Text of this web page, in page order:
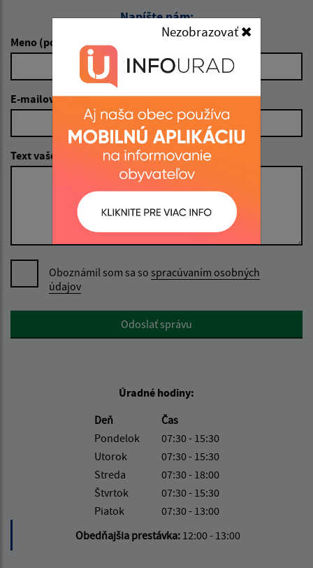
Nezobrazovať
Napíšte nám:
Meno (povinné)
E-mailová adresa (povinné)
Text vašej správy (povinné)
Oboznámil som sa so spracúvaním osobných
údajov
Google reCaptcha ResponseOdoslať správu
Úradné hodiny:
Deň
Čas
Pondelok
07:30 - 15:30
Utorok
07:30 - 15:30
Streda
07:30 - 18:00
Štvrtok
07:30 - 15:30
Piatok
07:30 - 13:00
Obedňajšia prestávka: 12:00 - 13:00